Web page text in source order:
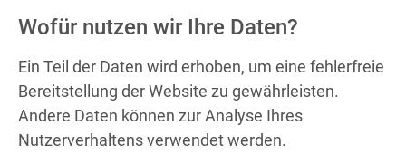
Wofür nutzen wir Ihre Daten?
Ein Teil der Daten wird erhoben, um eine fehlerfreie
Bereitstellung der Website zu gewährleisten.
Andere Daten können zur Analyse Ihres
Nutzerverhaltens verwendet werden.